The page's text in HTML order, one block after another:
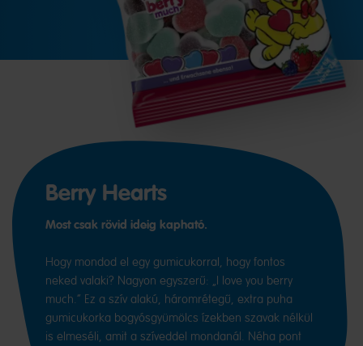
Berry Hearts
Most csak rövid ideig kapható.
Hogy mondod el egy gumicukorral, hogy fontos
neked valaki? Nagyon egyszerű: „I love you berry
much.” Ez a szív alakú, háromrétegű, extra puha
gumicukorka bogyósgyümölcs ízekben szavak nélkül
is elmeséli, amit a szíveddel mondanál. Néha pont